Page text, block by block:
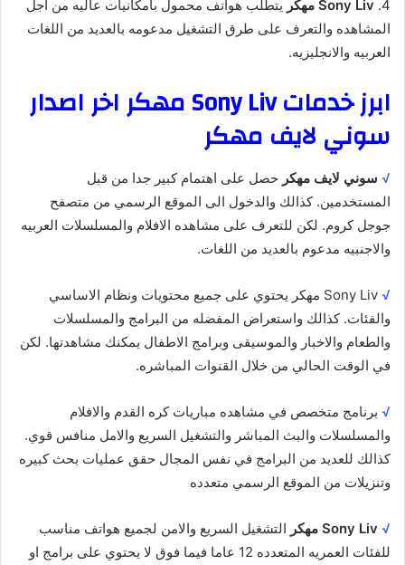
4. Sony Liv مهكر
يتطلب هواتف محمول بامكانيات عاليه من اجل
المشاهده والتعرف على طرق التشغيل مدعومه بالعديد من اللغات
العربيه والانجليزيه.
ابرز خدمات Sony Liv مهكر اخر اصدار
سوني لايف مهكر
√ سوني لايف مهكر حصل على اهتمام كبير جدا من قبل
المستخدمين. كذالك والدخول الى الموقع الرسمي من متصفح
جوجل كروم. لكن للتعرف على مشاهده الافلام والمسلسلات العربيه
والاجنبيه مدعوم بالعديد من اللغات.
√
Sony Liv مهكر يحتوي على جميع محتويات ونظام الاساسي
والفئات. كذالك واستعراض المفضله من البرامج والمسلسلات
والطعام والاخبار والموسيقى وبرامج الاطفال يمكنك مشاهدتها. لكن
في الوقت الحالي من خلال القنوات المباشره.
√ برنامج متخصص في مشاهده مباريات كره القدم والافلام
والمسلسلات والبث المباشر والتشغيل السريع والامل منافس قوي.
كذالك للعديد من البرامج في نفس المجال حقق عمليات بحث كبيره
وتنزيلات من الموقع الرسمي متعدده
√ Sony Liv مهكر
التشغيل السريع والامن لجميع هواتف مناسب
للفئات العمريه المتعدده 12 عاما فيما فوق لا يحتوي على برامج او